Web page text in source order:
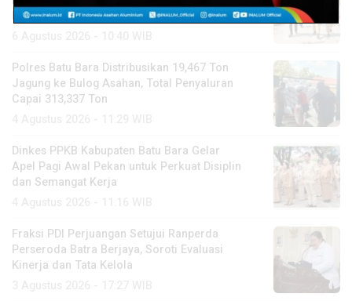
Desa
Polres Batu Bara Distribusikan 19,467 Ton
Jagung ke Bulog Asahan, Total Penyaluran
Capai 313,337 Ton
Dinkes PPKB Kabupaten Batu Bara Gelar
Apel Pagi Awal Pekan untuk Perkuat Disiplin
dan Semangat Kerja
Fraksi PDI Perjuangan Setujui Ranperda
Perseroda Batra Berjaya, Soroti Evaluasi
Kinerja dan Tata Kelola